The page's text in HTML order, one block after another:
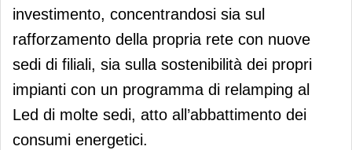
investimento, concentrandosi sia sul
rafforzamento della propria rete con nuove
sedi di filiali, sia sulla sostenibilità dei propri
impianti con un programma di relamping al
Led di molte sedi, atto all’abbattimento dei
consumi energetici.